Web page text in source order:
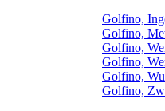
Golfino,
Golfino,
Golfino,
Golfino,
Golfino,
Golfino,